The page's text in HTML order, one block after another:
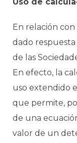
En relación con
dado
de las
En efecto, la
uso extendido
que permite,
de una
valor de un